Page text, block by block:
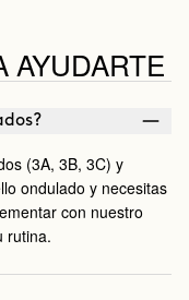
AYUDARTE
(3A, 3B, 3C) y
ondulado y necesitas
con nuestro
rutina.